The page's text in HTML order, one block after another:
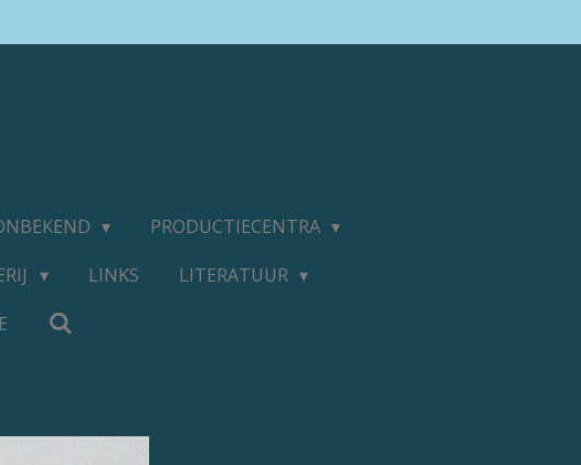
PRODUCTIECENTRA
LINKS
LITERATUUR